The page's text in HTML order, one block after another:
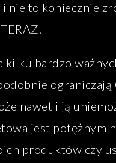
nie to koniecznie
kilku bardzo
ograniczają
nawet i ją
jest potężnym
produktów czy